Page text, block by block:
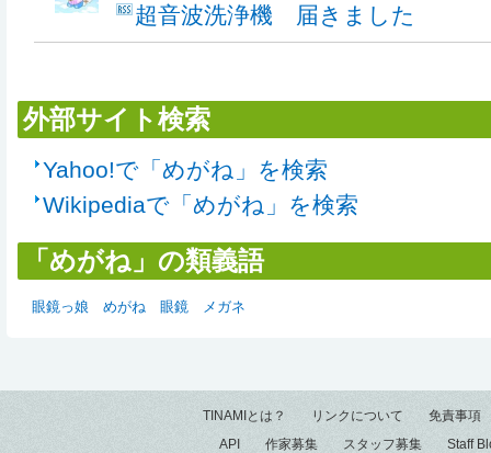
超音波洗浄機 届きました
外部サイト検索
Yahoo!で「めがね」を検索
Wikipediaで「めがね」を検索
「めがね」の類義語
眼鏡っ娘 めがね 眼鏡 メガネ
TINAMIとは？ リンクについて
免責事項
API
作家募集 スタッフ募集 Staff